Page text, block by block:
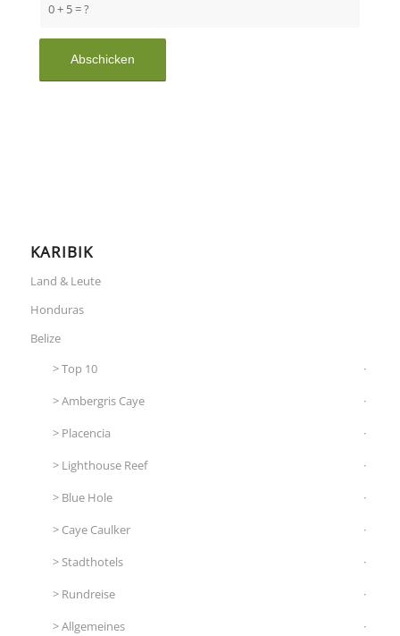
0 + 5 = ?
KARIBIK
Land & Leute
Honduras
Belize
Top 10
Ambergris Caye
Placencia
Lighthouse Reef
Blue Hole
Caye Caulker
Stadthotels
Rundreise
Allgemeines